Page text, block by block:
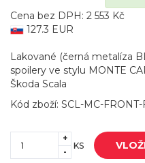
Cena bez DPH: 2 553 Kč
127.3 EUR
Lakované (černá metalíza
spoilery ve stylu MONTE
Škoda Scala
Kód zboží: SCL-MC-FRONT-
+
-
KS